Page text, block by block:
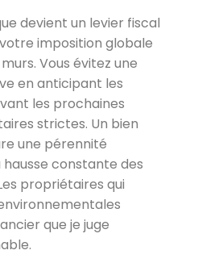
devient un levier fiscal
imposition globale
Vous évitez une
en anticipant les
les prochaines
strictes. Un bien
une pérennité
constante des
propriétaires qui
que je juge